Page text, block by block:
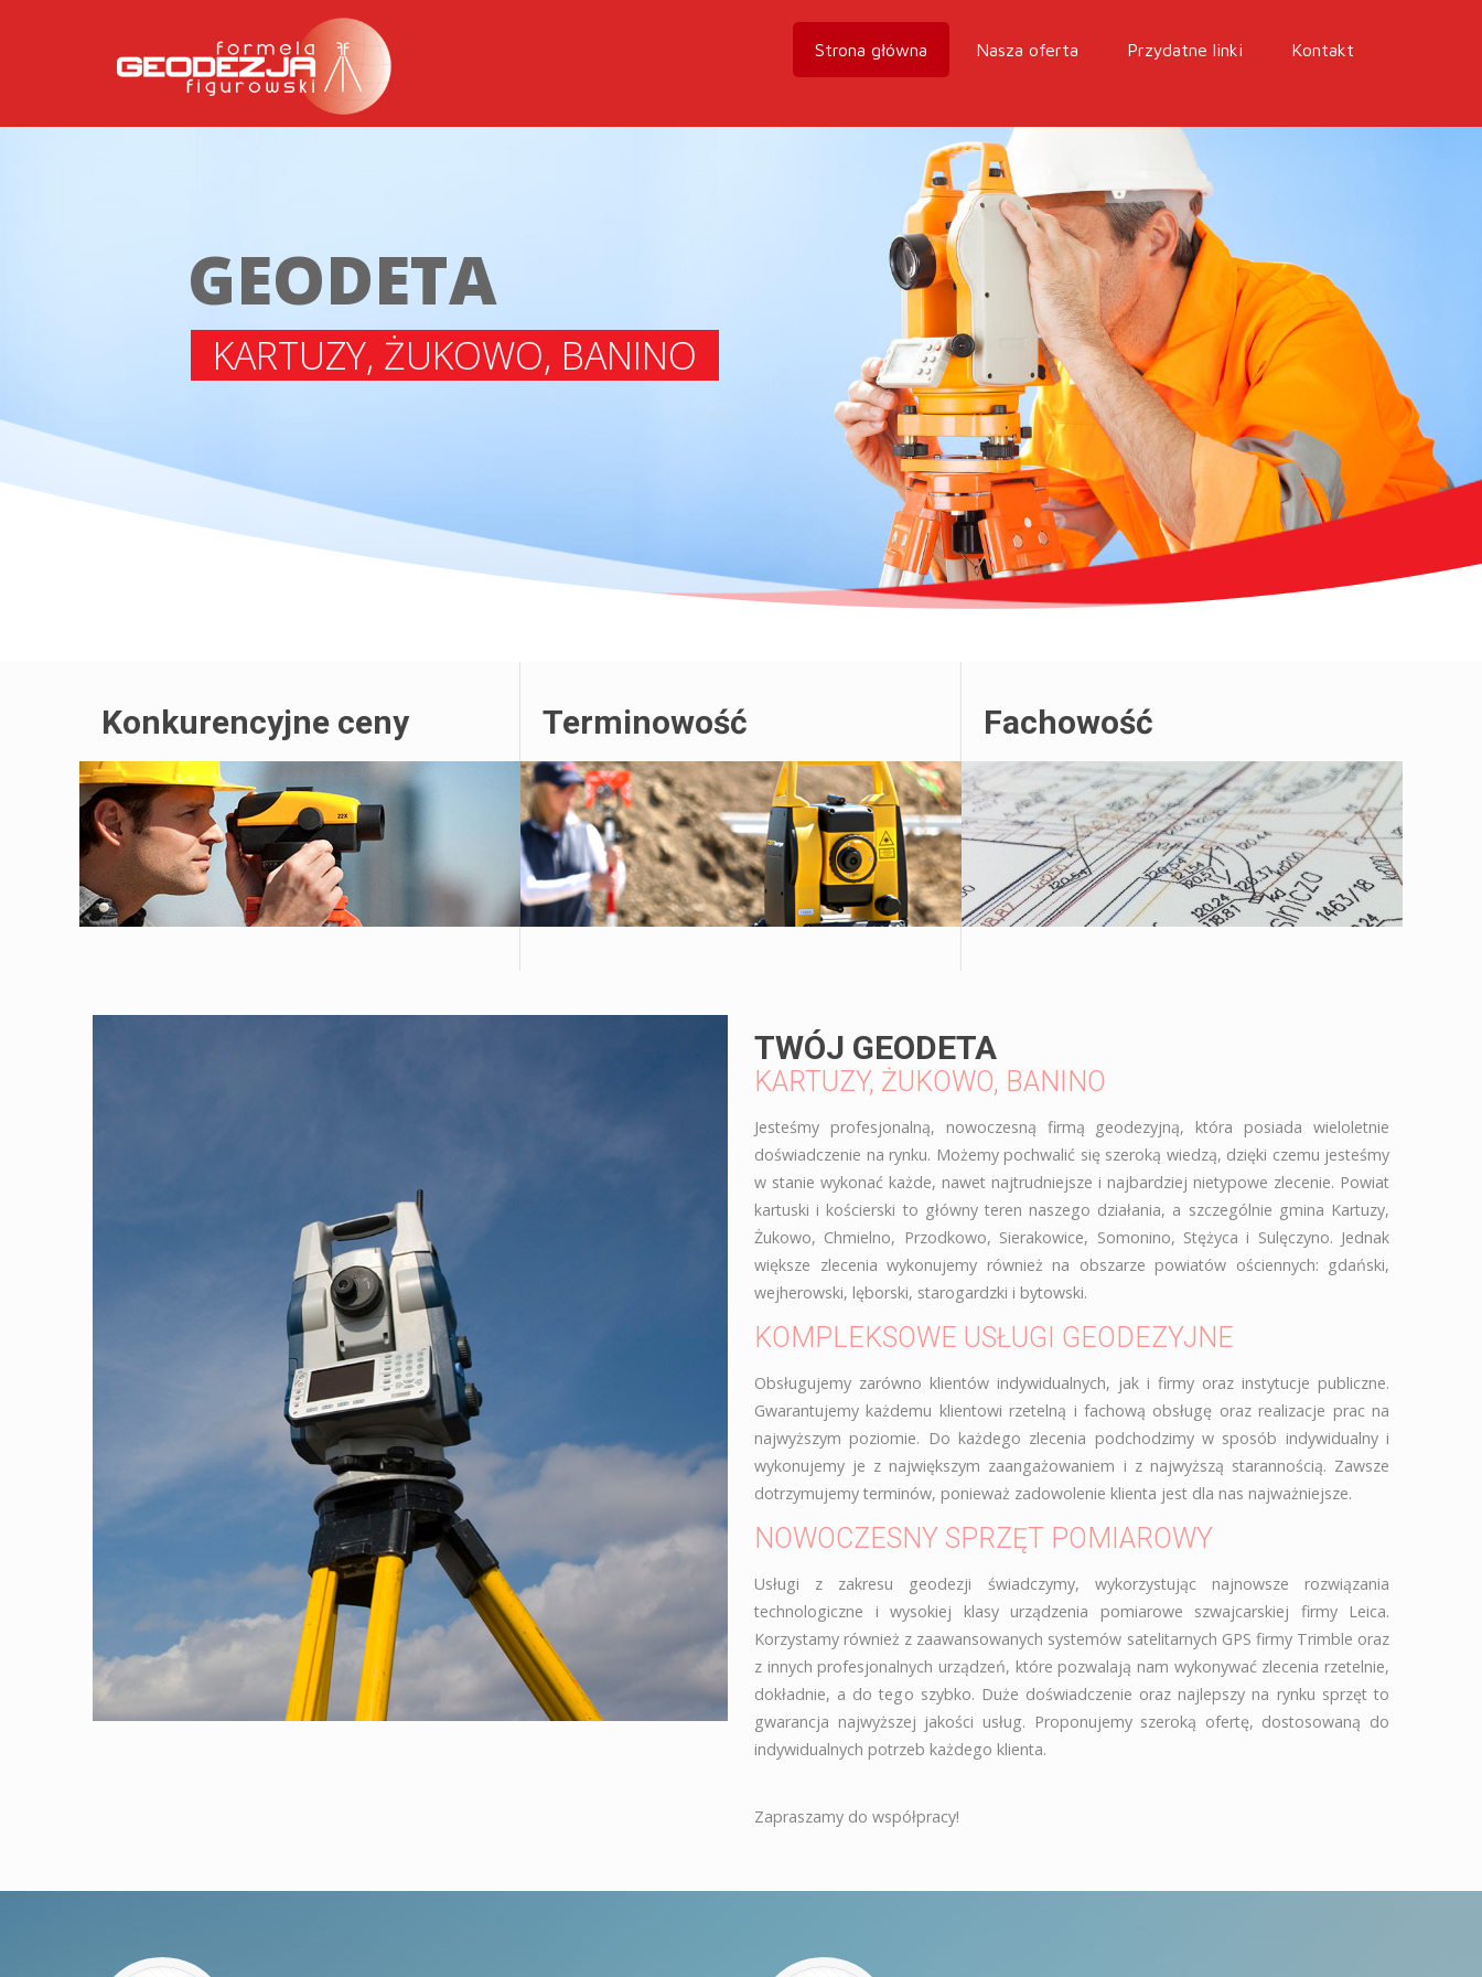
Strona główna Nasza oferta Przydatne linki Kontakt
GEODETA
KARTUZY, ŻUKOWO, BANINO
Konkurencyjne ceny Terminowość Fachowość
TWÓJ GEODETA
KARTUZY, ŻUKOWO, BANINO
Jesteśmy profesjonalną, nowoczesną firmą geodezyjną, która posiada wieloletnie
doświadczenie na rynku. Możemy pochwalić się szeroką wiedzą, dzięki czemu jesteśmy
w stanie wykonać każde, nawet najtrudniejsze i najbardziej nietypowe zlecenie. Powiat
kartuski i kościerski to główny teren naszego działania, a szczególnie gmina Kartuzy,
Żukowo, Chmielno, Przodkowo, Sierakowice, Somonino, Stężyca i Sulęczyno. Jednak
większe zlecenia wykonujemy również na obszarze powiatów ościennych: gdański,
wejherowski, lęborski, starogardzki i bytowski.
KOMPLEKSOWE USŁUGI GEODEZYJNE
Obsługujemy zarówno klientów indywidualnych, jak i firmy oraz instytucje publiczne.
Gwarantujemy każdemu klientowi rzetelną i fachową obsługę oraz realizacje prac na
najwyższym poziomie. Do każdego zlecenia podchodzimy w sposób indywidualny i
wykonujemy je z największym zaangażowaniem i z najwyższą starannością. Zawsze
dotrzymujemy terminów, ponieważ zadowolenie klienta jest dla nas najważniejsze.
NOWOCZESNY SPRZĘT POMIAROWY
Usługi z zakresu geodezji świadczymy, wykorzystując najnowsze rozwiązania
technologiczne i wysokiej klasy urządzenia pomiarowe szwajcarskiej firmy Leica.
Korzystamy również z zaawansowanych systemów satelitarnych GPS firmy Trimble oraz
z innych profesjonalnych urządzeń, które pozwalają nam wykonywać zlecenia rzetelnie,
dokładnie, a do tego szybko. Duże doświadczenie oraz najlepszy na rynku sprzęt to
gwarancja najwyższej jakości usług. Proponujemy szeroką ofertę, dostosowaną do
indywidualnych potrzeb każdego klienta.
Zapraszamy do współpracy!